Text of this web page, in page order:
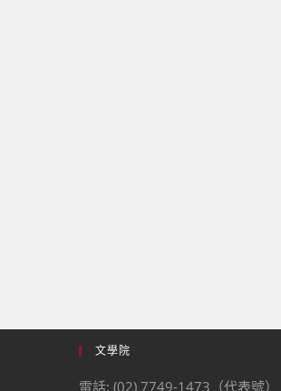
文學院
電話: (02) 7749-1473（代表號）